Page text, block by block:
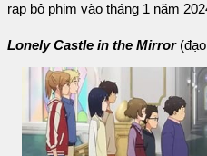
rạp bộ phim vào tháng 1 năm
Lonely Castle in the Mirror(đạo